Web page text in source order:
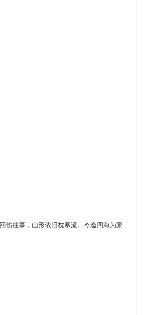
回伤往事 ， 山形依 旧枕寒流。 今逢四海为家